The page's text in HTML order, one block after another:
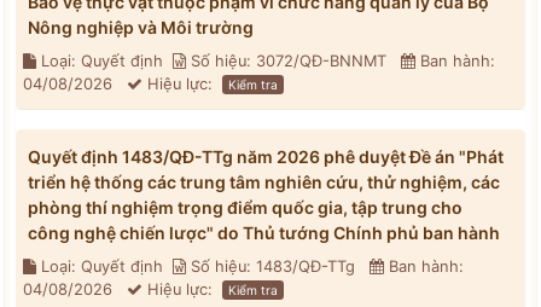
Nông nghiệp và Môi trường
Loại: Quyết định Số hiệu: 3072/QĐ-BNNMT
Ban hành:
04/08/2026
Hiệu lực: Kiểm tra
Quyết định 1483/QĐ-TTg năm 2026 phê duyệt Đề án "Phát
triển hệ thống các trung tâm nghiên cứu, thử nghiệm, các
phòng thí nghiệm trọng điểm quốc gia, tập trung cho
công nghệ chiến lược" do Thủ tướng Chính phủ ban hành
Loại: Quyết định Số hiệu: 1483/QĐ-TTg
Ban hành:
04/08/2026
Hiệu lực: Kiểm tra